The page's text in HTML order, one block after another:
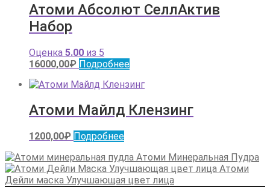
Атоми Абсолют СеллАктив
Набор
Оценка 5.00 из 5
16000,00₽ Подробнее
Атоми Майлд Клензинг
1200,00₽ Подробнее
Атоми Минеральная Пудра
Атоми
Дейли маска Улучшающая цвет лица